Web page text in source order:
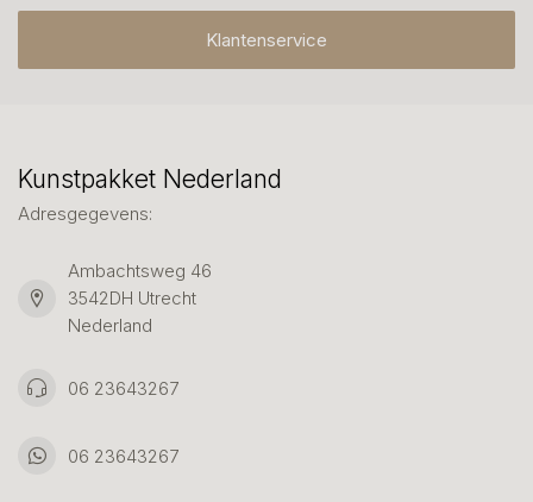
Klantenservice
Kunstpakket Nederland
Adresgegevens:
Ambachtsweg 46
3542DH Utrecht
Nederland
06 23643267
06 23643267